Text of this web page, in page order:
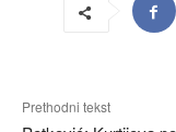
Prethodni tekst